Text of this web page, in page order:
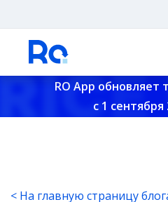
RO App
с 1 сентября
< На главную страницу